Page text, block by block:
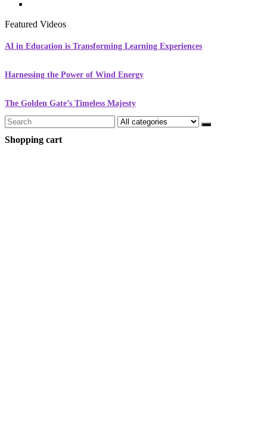
Featured Videos
AI in Education is Transforming Learning Experiences
Harnessing the Power of Wind Energy
The Golden Gate’s Timeless Majesty
Search
for:
Shopping cart